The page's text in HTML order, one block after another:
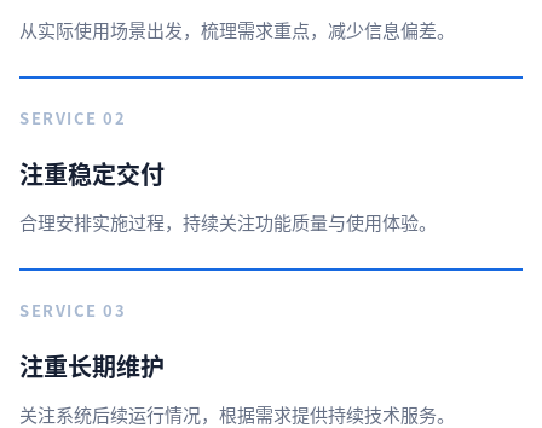
从实际使用场景出发，梳理需求重点，减少信息偏差。
SERVICE 02
注重稳定交付
合理安排实施过程，持续关注功能质量与使用体验。
SERVICE 03
注重长期维护
关注系统后续运行情况，根据需求提供持续技术服务。